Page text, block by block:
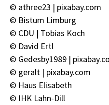
© athree23 | pixabay.com
© Bistum Limburg
© CDU | Tobias Koch
© David Ertl
© Gedesby1989 |
© geralt | pixabay.com
© Haus Elisabeth
© IHK Lahn-Dill